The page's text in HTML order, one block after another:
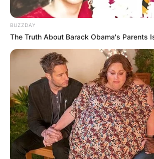
BUZZDAY
The Truth About Barack Obama's Parents